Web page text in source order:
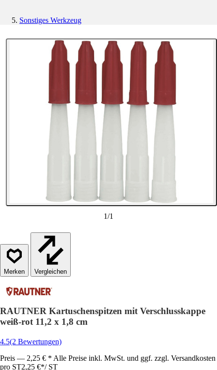
Sonstiges Werkzeug
1/1
Vergleichen
RAUTNER Kartuschenspitzen mit Verschlusskappe
weiß-rot 11,2 x 1,8 cm
4.5(2 Bewertungen)
Preis — 2,25 € * Alle Preise inkl. MwSt. und ggf. zzgl. Versandkosten
pro ST2,25 €*/ ST